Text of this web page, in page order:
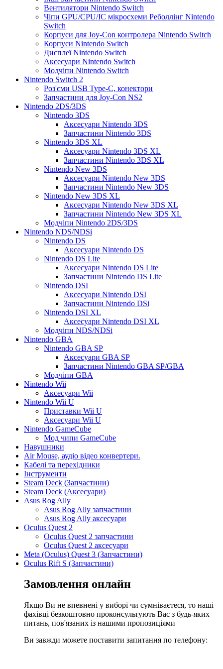
Вентилятори Nintendo Switch
Чіпи GPU/CPU/IC мікросхеми Реболлінг Nintendo
Switch
Корпуси для Joy-Con контролера Nintendo Switch
Корпуси Nintendo Switch
Дисплеї Nintendo Switch
Аксесуари Nintendo Switch
Модчіпи Nintendo Switch
Nintendo Switch 2
Роз'єми USB Type-C, конектори
Запчастини для Joy-Con NS2
Nintendo 2DS/3DS
Nintendo 3DS
Аксесуари Nintendo 3DS
Запчастини Nintendo 3DS
Nintendo 3DS XL
Аксесуари Nintendo 3DS XL
Запчастини Nintendo 3DS XL
Nintendo New 3DS
Аксесуари Nintendo New 3DS
Запчастини Nintendo New 3DS
Nintendo New 3DS XL
Аксесуари Nintendo New 3DS XL
Запчастини Nintendo New 3DS XL
Модчіпи Nintendo 2DS/3DS
Nintendo NDS/NDSi
Nintendo DS
Аксесуари Nintendo DS
Nintendo DS Lite
Аксесуари Nintendo DS Lite
Запчастини Nintendo DS Lite
Nintendo DSI
Аксесуари Nintendo DSI
Запчастини Nintendo DSi
Nintendo DSI XL
Аксесуари Nintendo DSI XL
Модчіпи NDS/NDSi
Nintendo GBA
Nintendo GBA SP
Аксесуари GBA SP
Запчастини Nintendo GBA SP/GBA
Модчіпи GBA
Nintendo Wii
Аксесуари Wii
Nintendo Wii U
Приставки Wii U
Аксесуари Wii U
Nintendo GameCube
Мод чипи GameCube
Навушники
Air Mouse, аудіо відео конвертери.
Кабелі та перехідники
Інструменти
Steam Deck (Запчастини)
Steam Deck (Аксесуари)
Asus Rog Ally
Asus Rog Ally запчастини
Asus Rog Ally аксесуари
Oculus Quest 2
Oculus Quest 2 запчастини
Oculus Quest 2 аксесуари
Meta (Oculus) Quest 3 (Запчастини)
Oculus Rift S (Запчастини)
Замовлення онлайн
Якщо Ви не впевнені у виборі чи сумніваєтеся, то наші
фахівці безкоштовно проконсультують Вас з будь-яких
питань, пов'язаних із нашими пропозиціями
Ви завжди можете поставити запитання по телефону: